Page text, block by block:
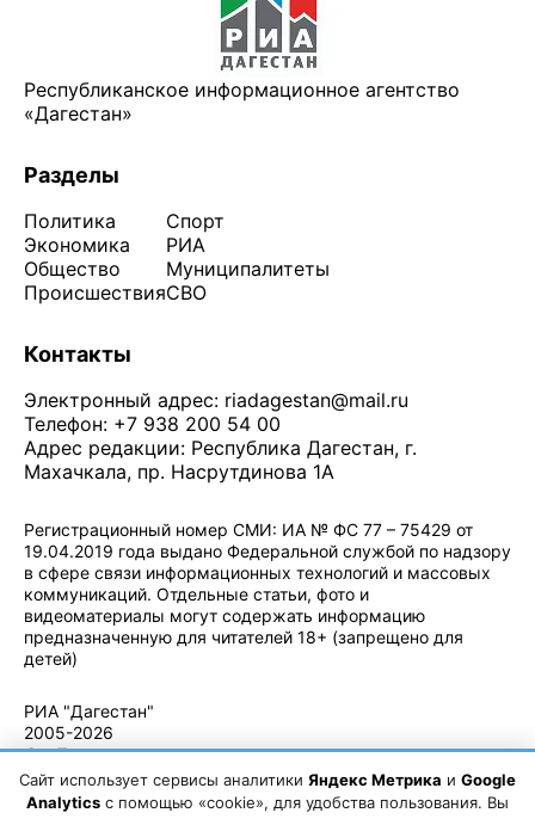
Республиканское информационное агентство
«Дагестан»
Разделы
Политика
Экономика
Общество
Происшествия
Спорт
РИА
Муниципалитеты
СВО
Контакты
Электронный адрес: riadagestan@mail.ru
Телефон: +7 938 200 54 00
Адрес редакции: Республика Дагестан, г.
Махачкала, пр. Насрутдинова 1А
Регистрационный номер СМИ: ИА № ФС 77 – 75429 от
19.04.2019 года выдано Федеральной службой по надзору
в сфере связи информационных технологий и массовых
коммуникаций. Отдельные статьи, фото и
видеоматериалы могут содержать информацию
предназначенную для читателей 18+ (запрещено для
детей)
РИА "Дагестан"
2005-2026
© - Правила
использования
материалов.
Сайт использует сервисы аналитики Яндекс Метрика и Google
Analytics с помощью «cookie», для удобства пользования. Вы